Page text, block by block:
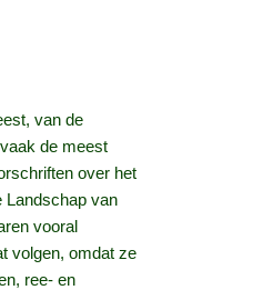
van de
de meest
over het
Landschap van
vooral
volgen, omdat ze
ree- en